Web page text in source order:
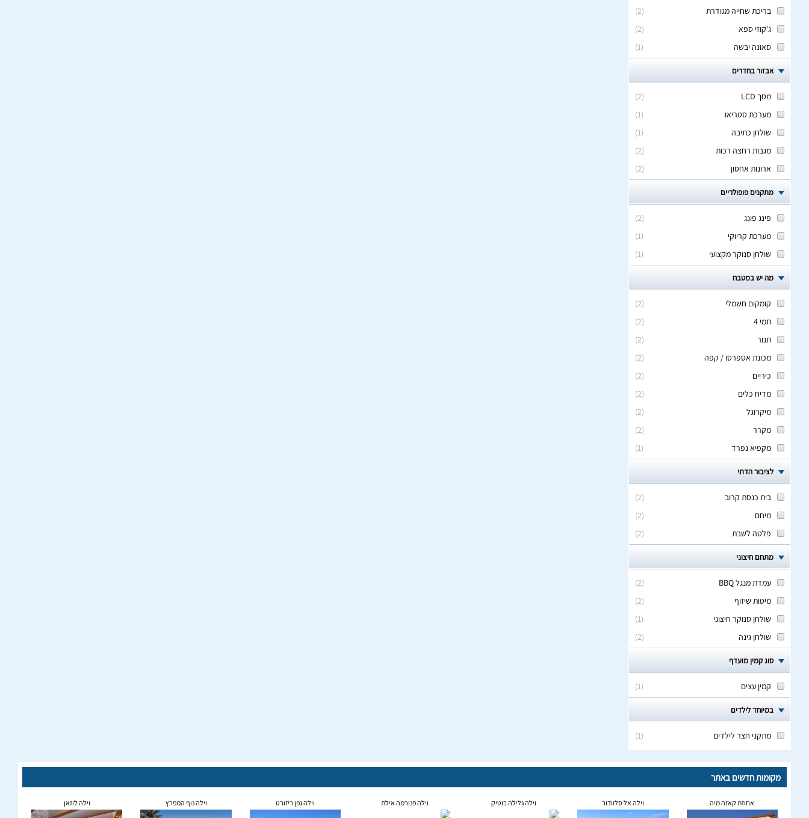
(
2
)
בריכת שחייה מגודרת
(
2
)
ג'קוזי ספא
(
1
) סאונה יבשה
אבזור בחדרים
(
2
)
מסך LCD
(
1
)
מערכת סטריאו
(
1
)
שולחן כתיבה
(
2
)
מגבות רחצה רכות
(
2
) ארונות אחסון
מתקנים פופולריים
(
2
)
פינג פונג
(
1
)
מערכת קריוקי
(
1
) שולחן סנוקר מקצועי
מה יש במטבח
(
2
)
קומקום חשמלי
(
2
)
תמי 4
(
2
)
תנור
(
2
)
מכונת אספרסו / קפה
(
2
)
כיריים
(
2
)
מדיח כלים
(
2
)
מיקרוגל
(
2
)
מקרר
(
1
) מקפיא נפרד
לציבור הדתי
(
2
)
בית כנסת קרוב
(
2
)
מיחם
(
2
) פלטה לשבת
מתחם חיצוני
(
2
)
עמדת מנגל BBQ
(
2
)
מיטות שיזוף
(
1
)
שולחן סנוקר חיצוני
(
2
) שולחן גינה
סוג קמין מועדף
(
1
) קמין עצים
במיוחד לילדים
(
1
) מתקני חצר לילדים
מקומות חדשים באתר
אחוזת קאזה מיה וילה אל סלוודור וילה גלילה בוטיק וילה פנורמה אילת וילה גפן ריזורט וילה נוף המפרץ וילה לוזאן